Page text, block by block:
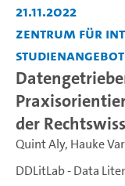
21.11.2022
Zentrum für
der
Quint Aly, Hauke
DDLitLab - Data